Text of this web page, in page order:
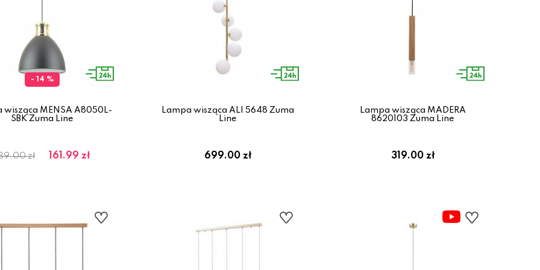
- 14 %
wisząca MENSA A8050L-
SBK Zuma Line
zł 161.99 zł
Lampa wisząca ALI 5648 Zuma
Line
699.00 zł
Lampa wisząca MADERA
8620103 Zuma Line
319.00 zł